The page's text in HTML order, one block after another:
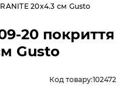
20x4.3 см Gusto
20 покриття
Gusto
Код товару:102472